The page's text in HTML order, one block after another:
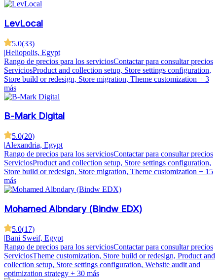
LevLocal
5.0(33)
|Heliopolis, Egypt
Rango de precios para los serviciosContactar para consultar precios
ServiciosProduct and collection setup, Store settings configuration,
Store build or redesign, Store migration, Theme customization + 3
más
B-Mark Digital
5.0(20)
|Alexandria, Egypt
Rango de precios para los serviciosContactar para consultar precios
ServiciosProduct and collection setup, Store settings configuration,
Store build or redesign, Store migration, Theme customization + 15
más
Mohamed Albndary (Bindw EDX)
5.0(17)
|Bani Sweif, Egypt
Rango de precios para los serviciosContactar para consultar precios
ServiciosTheme customization, Store build or redesign, Product and
collection setup, Store settings configuration, Website audit and
optimization strategy + 30 más